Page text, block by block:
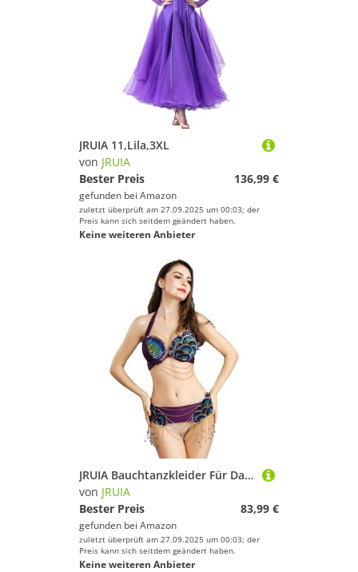
JRUIA 11,Lila,3XL
von JRUIA
Bester Preis
136,99 €
gefunden bei Amazon
zuletzt überprüft am 27.09.2025 um 00:03; der
Preis kann sich seitdem geändert haben.
Keine weiteren Anbieter
JRUIA Bauchtanzkleider Für Damen Rave Festival Karneval Leistung Tanzoutfits Für Erwachsene Top BH Und Gürtel 2-Teilig,Lila,M
von JRUIA
Bester Preis
83,99 €
gefunden bei Amazon
zuletzt überprüft am 27.09.2025 um 00:03; der
Preis kann sich seitdem geändert haben.
Keine weiteren Anbieter